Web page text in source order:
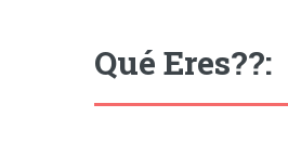
Qué Eres??: